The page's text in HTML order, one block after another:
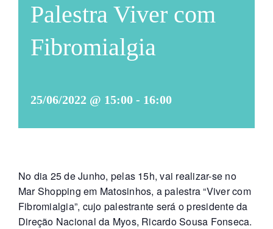
Palestra Viver com
Fibromialgia
25/06/2022 @ 15:00 - 16:00
No dia 25 de Junho, pelas 15h, vai realizar-se no
Mar Shopping em Matosinhos, a palestra “Viver com
Fibromialgia”, cujo palestrante será o presidente da
Direção Nacional da Myos, Ricardo Sousa Fonseca.